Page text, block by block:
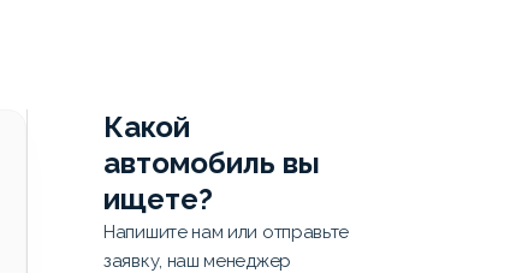
Какой
автомобиль вы
ищете?
Напишите нам или отправьте
заявку, наш менеджер